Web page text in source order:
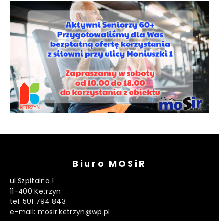
Biuro MOSiR
ul.Szpitalna 1
11-400 Ketrzyn
tel. 501 794 843
e-mail: mosir.ketrzyn@wp.pl